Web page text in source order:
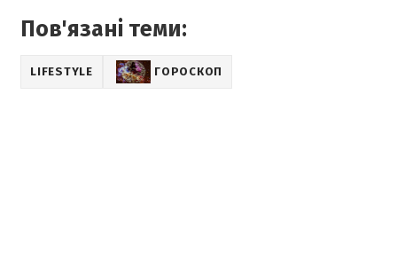
Пов'язані теми:
LIFESTYLE ГОРОСКОП